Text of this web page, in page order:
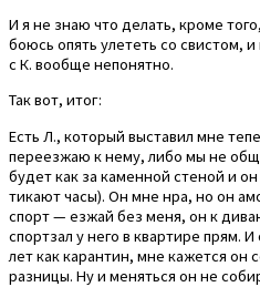
И я не знаю что делать, кроме
боюсь опять улететь со свистом,
с К. вообще непонятно.
Так вот, итог:
Есть Л., который выставил мне
переезжаю к нему, либо мы не
будет как за каменной стеной и
тикают часы). Он мне нра, но он
спорт — езжай без меня, он к
спортзал у него в квартире прям.
лет как карантин, мне кажется он
разницы. Ну и меняться он не